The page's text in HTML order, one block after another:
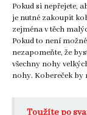
Pokud si nepřejete,
je nutné zakoupit
zejména v těch
Pokud to není
nezapomeňte, že
všechny nohy
nohy. Kobereček
Toužíte po